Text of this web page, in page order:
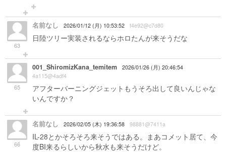
63
名前なし 2026/01/12 (月) 10:53:52 f4e92@c7d80
日陸ツリー実装されるならホロたんが来そうだな
65
001_ShiromizKana_temitem
2026/01/26 (月) 20:46:54
4a115@4adf4
アフターバーニングジェットもうそろ出して良いんじゃな
いんですか？
66
名前なし 2026/02/05 (木) 19:36:58 98881@7411a
IL-28とかそろそろ来そうではある。まあコメット居て、今
度BI来るらしいから秋水も来そうだけど。